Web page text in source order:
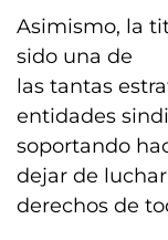
Asimismo, la
sido una de
las tantas
entidades
soportando
dejar de
derechos de